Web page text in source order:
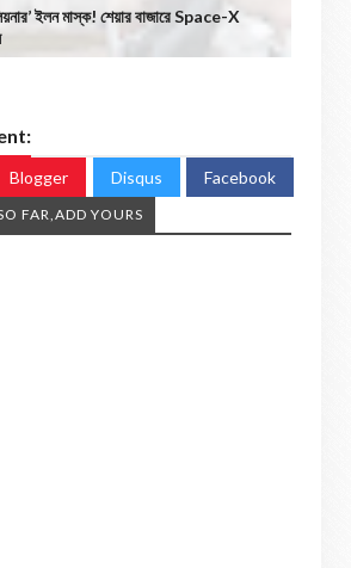
ইলন মাস্ক! শেয়ার বাজারে Space-X
Blogger Disqus Facebook
FAR,ADD YOURS